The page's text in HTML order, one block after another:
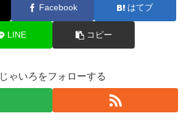
Facebook はてブ
LINE コピー
じゃいろをフォローする